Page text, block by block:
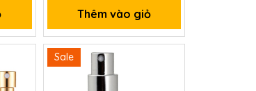
Thêm vào giỏ
Sale